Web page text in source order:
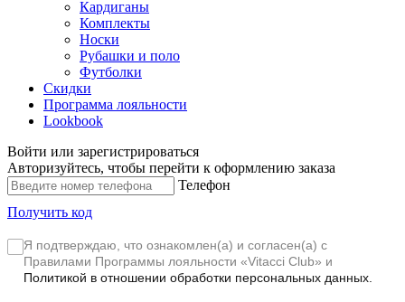
Кардиганы
Комплекты
Носки
Рубашки и поло
Футболки
Скидки
Программа лояльности
Lookbook
Войти или зарегистрироваться
Авторизуйтесь, чтобы перейти к оформлению заказа
Телефон
Получить код
Я подтверждаю, что ознакомлен(а) и согласен(а) с
Правилами Программы лояльности «Vitacci Club» и
Политикой в отношении обработки персональных данных.